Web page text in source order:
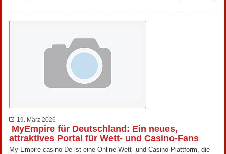
19. März 2026
MyEmpire für Deutschland: Ein neues,
attraktives Portal für Wett- und Casino-Fans
My Empire casino De ist eine Online-Wett- und Casino-Plattform, die